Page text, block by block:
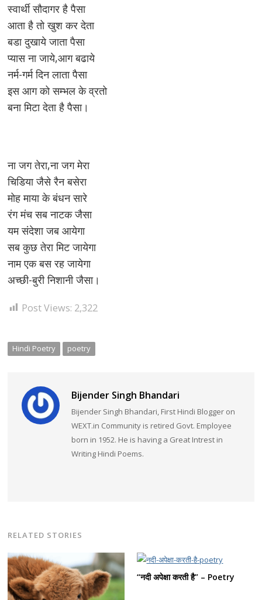
स्वार्थी सौदागर है पैसा
आता है तो खुश कर देता
बडा दुखाये जाता पैसा
प्यास ना जाये,आग बढाये
नर्म-गर्म दिन लाता पैसा
इस आग को सम्भल के व्रतो
बना मिटा देता है पैसा।
ना जग तेरा,ना जग मेरा
चिडिया जैसे रैन बसेरा
मोह माया के बंधन सारे
रंग मंच सब नाटक जैसा
यम संदेशा जब आयेगा
सब कुछ तेरा मिट जायेगा
नाम एक बस रह जायेगा
अच्छी-बुरी निशानी जैसा।
Post Views: 2,322
Hindi Poetry poetry
Bijender Singh Bhandari
Bijender Singh Bhandari, First Hindi Blogger on
WEXT.in Community is retired Govt. Employee
born in 1952. He is having a Great Intrest in
Writing Hindi Poems.
RELATED STORIES
“नदी अपेक्षा करती है” – Poetry